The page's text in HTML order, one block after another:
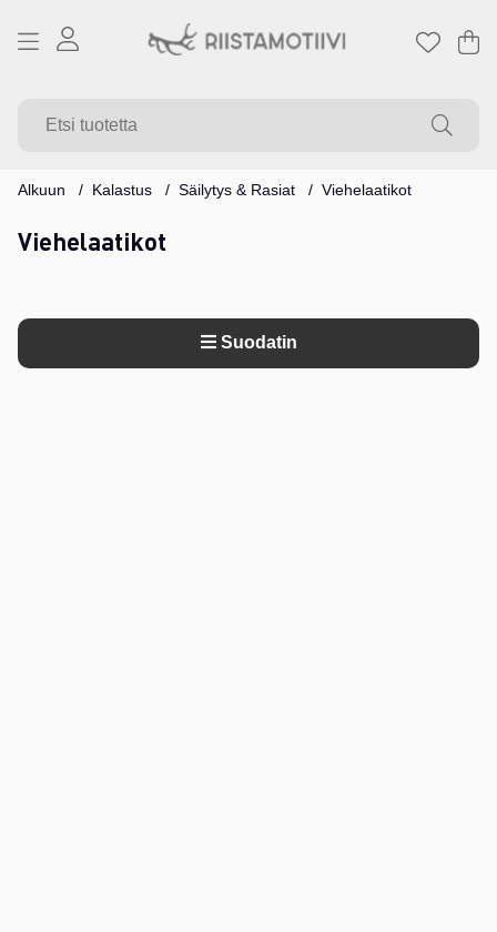
.
Alkuun Kalastus Säilytys & Rasiat Viehelaatikot
Viehelaatikot
Suodatin